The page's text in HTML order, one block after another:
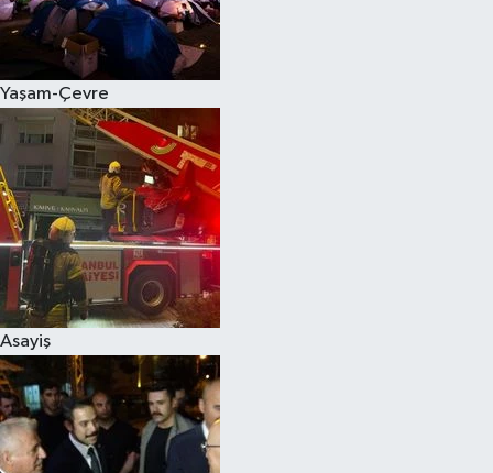
Yaşam-Çevre
Asayiş
Spor
Burç Yorumları
Çocuk
Eğitim
Hava Durumu
Kadın
Kim kimdir?
Kültür Sanat